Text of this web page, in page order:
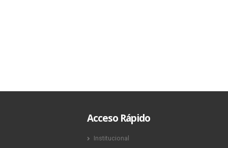
Acceso Rápido
Institucional